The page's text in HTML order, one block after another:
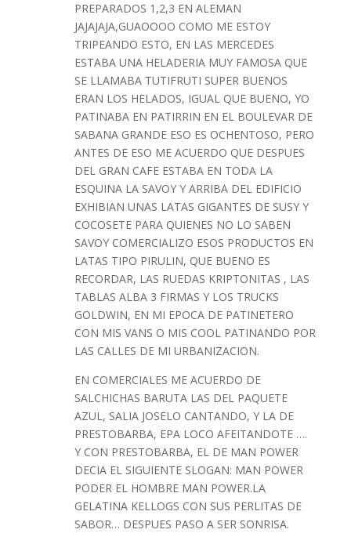
PREPARADOS 1,2,3 EN ALEMAN
JAJAJAJA,GUAOOOO COMO ME ESTOY
TRIPEANDO ESTO, EN LAS MERCEDES
ESTABA UNA HELADERIA MUY FAMOSA QUE
SE LLAMABA TUTIFRUTI SUPER BUENOS
ERAN LOS HELADOS, IGUAL QUE BUENO, YO
PATINABA EN PATIRRIN EN EL BOULEVAR DE
SABANA GRANDE ESO ES OCHENTOSO, PERO
ANTES DE ESO ME ACUERDO QUE DESPUES
DEL GRAN CAFE ESTABA EN TODA LA
ESQUINA LA SAVOY Y ARRIBA DEL EDIFICIO
EXHIBIAN UNAS LATAS GIGANTES DE SUSY Y
COCOSETE PARA QUIENES NO LO SABEN
SAVOY COMERCIALIZO ESOS PRODUCTOS EN
LATAS TIPO PIRULIN, QUE BUENO ES
RECORDAR, LAS RUEDAS KRIPTONITAS , LAS
TABLAS ALBA 3 FIRMAS Y LOS TRUCKS
GOLDWIN, EN MI EPOCA DE PATINETERO
CON MIS VANS O MIS COOL PATINANDO POR
LAS CALLES DE MI URBANIZACION.
EN COMERCIALES ME ACUERDO DE
SALCHICHAS BARUTA LAS DEL PAQUETE
AZUL, SALIA JOSELO CANTANDO, Y LA DE
PRESTOBARBA, EPA LOCO AFEITANDOTE ….
Y CON PRESTOBARBA, EL DE MAN POWER
DECIA EL SIGUIENTE SLOGAN: MAN POWER
PODER EL HOMBRE MAN POWER.LA
GELATINA KELLOGS CON SUS PERLITAS DE
SABOR… DESPUES PASO A SER SONRISA.